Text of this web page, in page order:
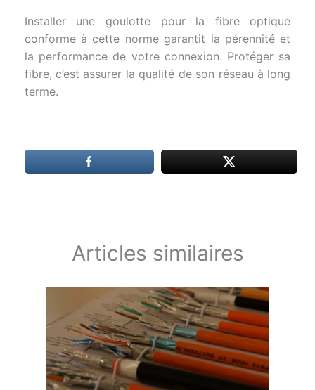
Installer une goulotte pour la fibre optique
conforme à cette norme garantit la pérennité et
la performance de votre connexion. Protéger sa
fibre, c’est assurer la qualité de son réseau à long
terme.
Articles similaires